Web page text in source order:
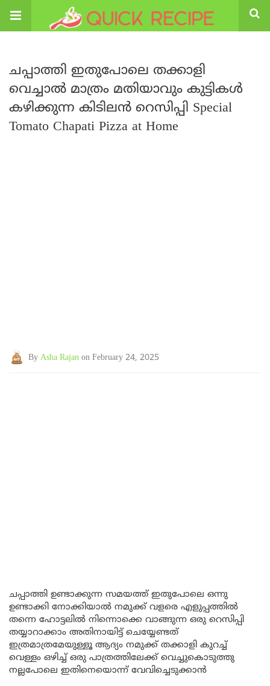
ചപ്പാത്തി ഇതുപോലെ തക്കാളി
വെച്ചാൽ മാത്രം മതിയാവും കുട്ടികൾ
കഴിക്കുന്ന കിടിലൻ റെസിപ്പി Special
Tomato Chapati Pizza at Home
By Asha Rajan on February 24, 2025
ചപ്പാത്തി ഉണ്ടാക്കുന്ന സമയത്ത് ഇതുപോലെ ഒന്നു
ഉണ്ടാക്കി നോക്കിയാൽ നമുക്ക് വളരെ എളുപ്പത്തിൽ
തന്നെ ഹോട്ടലിൽ നിന്നൊക്കെ വാങ്ങുന്ന ഒരു റെസിപ്പി
തയ്യാറാക്കാം അതിനായിട്ട് ചെയ്യേണ്ടത്
ഇത്രമാത്രമേയുള്ളൂ ആദ്യം നമുക്ക് തക്കാളി കുറച്ച്
വെള്ളം ഒഴിച്ച് ഒരു പാത്രത്തിലേക്ക് വെച്ചുകൊടുത്തു
നല്ലപോലെ ഇതിനെയൊന്ന് വേവിച്ചെടുക്കാൻ